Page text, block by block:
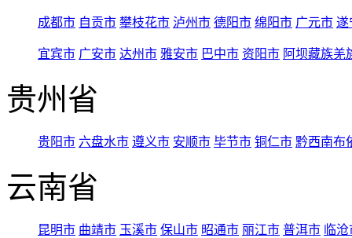
成都市 自贡市 攀枝花市 泸州市 德阳市 绵阳市 广元市 遂
宜宾市 广安市 达州市 雅安市 巴中市 资阳市 阿坝藏族羌
贵州省
贵阳市 六盘水市 遵义市 安顺市 毕节市 铜仁市 黔西南布
云南省
昆明市 曲靖市 玉溪市 保山市 昭通市 丽江市 普洱市 临